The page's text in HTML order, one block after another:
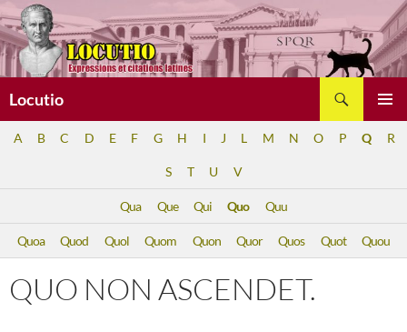
Aller
au
contenu
Locutio
A B C D E F G H I J L M N O P Q R
S T U V
Qua Que Qui Quo Quu
Quoa Quod Quol Quom Quon Quor Quos Quot Quou
QUO NON ASCENDET.